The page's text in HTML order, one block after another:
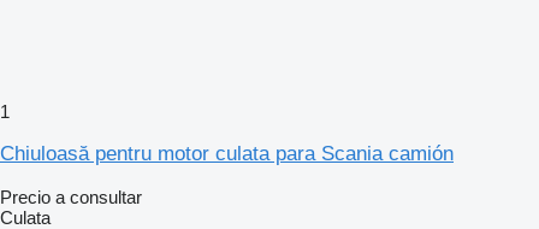
1
Chiuloasă pentru motor culata para Scania camión
Precio a consultar
Culata